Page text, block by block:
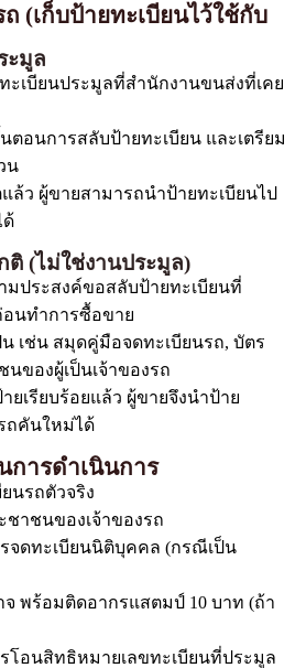
(เก็บป้ายทะเบียนไว้ใช้กับ
ะมูล
ะเบียนประมูลที่สำนักงานขนส่งที่เคย
ตอนการสลับป้ายทะเบียน และเตรียม
น
ล้ว ผู้ขายสามารถนำป้ายทะเบียนไป
ด้
(ไม่ใช่งานประมูล)
มประสงค์ขอสลับป้ายทะเบียนที่
นทำการซื้อขาย
น เช่น สมุดคู่มือจดทะเบียนรถ, บัตร
นของผู้เป็นเจ้าของรถ
ยเรียบร้อยแล้ว ผู้ขายจึงนำป้าย
ถคันใหม่ได้
การดำเนินการ
นรถตัวจริง
ชาชนของเจ้าของรถ
จดทะเบียนนิติบุคคล (กรณีเป็น
พร้อมติดอากรแสตมป์ 10 บาท (ถ้า
โอนสิทธิหมายเลขทะเบียนที่ประมูล